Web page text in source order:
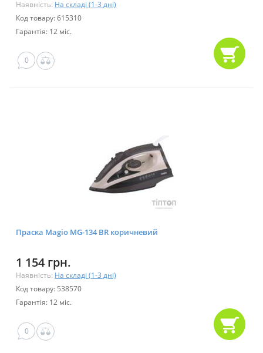
Наявність: На складі (1-3 дні)
Код товару: 615310
Гарантія: 12 міс.
0
Праска Magio MG-134 BR коричневий
1 154 грн.
Наявність: На складі (1-3 дні)
Код товару: 538570
Гарантія: 12 міс.
0